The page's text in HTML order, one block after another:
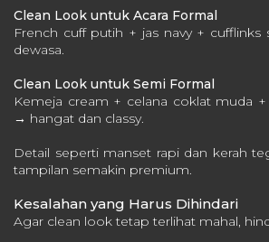
Clean Look untuk Acara Formal
French cuff putih + jas navy +
dewasa.
Clean Look untuk Semi Formal
Kemeja cream + celana coklat muda
→ hangat dan classy.
Detail seperti manset rapi dan kerah
tampilan semakin premium.
Kesalahan yang Harus Dihindari
Agar clean look tetap terlihat mahal,